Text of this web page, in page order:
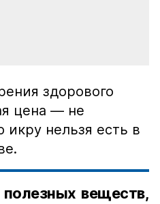
здорового
цена — не
икру нельзя есть в
веществ,